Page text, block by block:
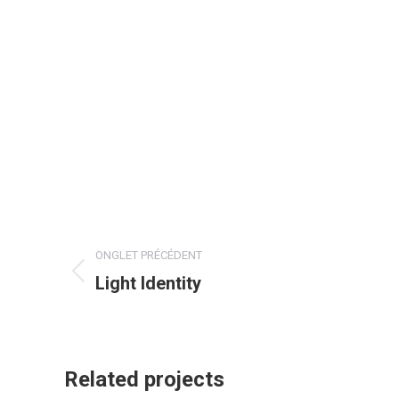
Navigation
de
ONGLET PRÉCÉDENT
Onglet
Light Identity
Related projects